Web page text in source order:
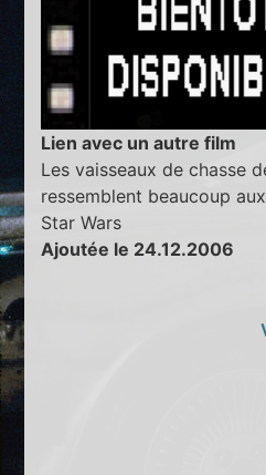
Lien avec un autre film
Les vaisseaux de chasse
ressemblent beaucoup
Star Wars
Ajoutée le 24.12.2006